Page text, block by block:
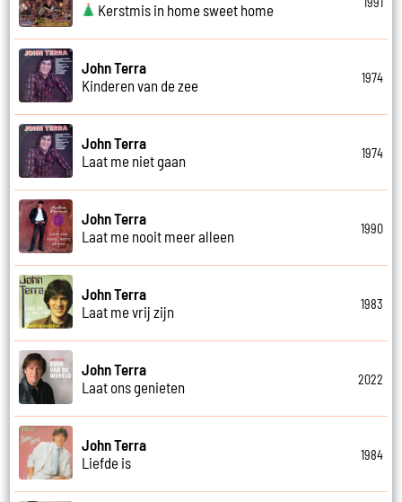
Kerstmis in home sweet home
John Terra
Kinderen van de zee
1974
John Terra
Laat me niet gaan
1974
John Terra
Laat me nooit meer alleen
1990
John Terra
Laat me vrij zijn
1983
John Terra
Laat ons genieten
2022
John Terra
Liefde is
1984